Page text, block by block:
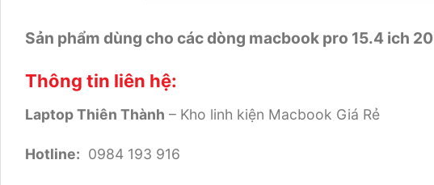
Sản phẩm dùng cho các dòng macbook pro 15.4 ich
Thông tin liên hệ:
Laptop Thiên Thành – Kho linh kiện Macbook Giá Rẻ
Hotline: 0984 193 916